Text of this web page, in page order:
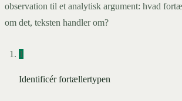
observation til et analytisk argument: hvad
om det, teksten handler om?
1
Identificér fortællertypen